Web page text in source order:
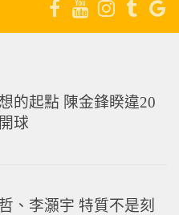
的起點 陳金鋒睽違20
球
、李灝宇 特質不是刻